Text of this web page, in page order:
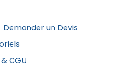
un Devis
CGU